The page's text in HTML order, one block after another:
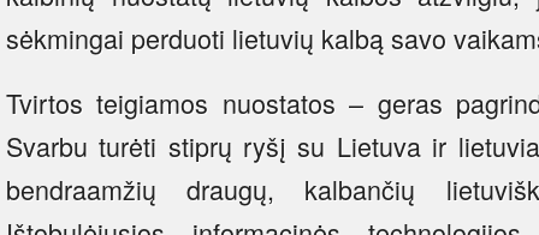
sėkmingai perduoti lietuvių kalbą savo
Tvirtos teigiamos nuostatos – geras
Svarbu turėti stiprų ryšį su Lietuva ir
bendraamžių draugų, kalbančių